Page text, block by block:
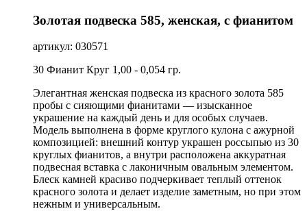
Золотая подвеска 585, женская, с фианитом
артикул: 030571
30 Фианит Круг 1,00 - 0,054 гр.
Элегантная женская подвеска из красного золота 585
пробы с сияющими фианитами — изысканное
украшение на каждый день и для особых случаев.
Модель выполнена в форме круглого кулона с ажурной
композицией: внешний контур украшен россыпью из 30
круглых фианитов, а внутри расположена аккуратная
подвесная вставка с лаконичным овальным элементом.
Блеск камней красиво подчеркивает теплый оттенок
красного золота и делает изделие заметным, но при этом
нежным и универсальным.